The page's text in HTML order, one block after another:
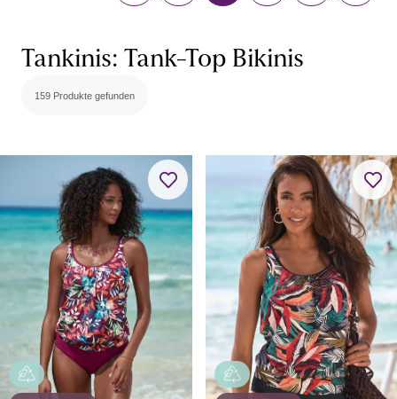
Tankinis: Tank-Top Bikinis
159 Produkte gefunden